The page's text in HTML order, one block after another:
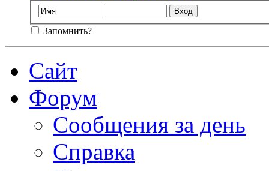
Запомнить?
Сайт
Форум
Сообщения за день
Справка